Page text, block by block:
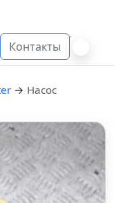
Контакты
→ Насос